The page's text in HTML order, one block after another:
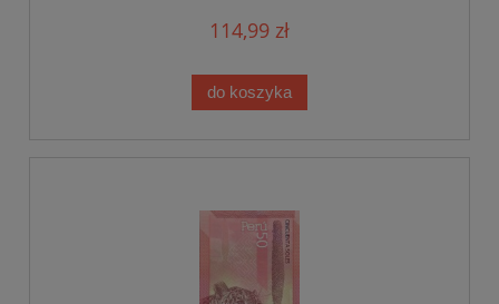
114,99 zł
do koszyka